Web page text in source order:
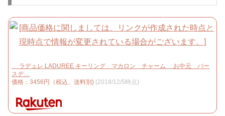
ラデュレ LADUREE キーリング マカロン チャーム お中元 バー
スデ…
価格：3456円（税込、送料別) (2018/12/5時点)